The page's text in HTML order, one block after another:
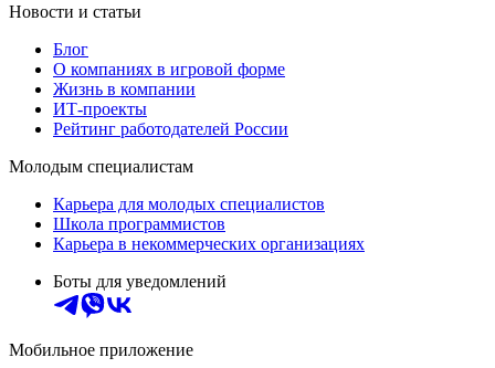
Новости и статьи
Блог
О компаниях в игровой форме
Жизнь в компании
ИТ-проекты
Рейтинг работодателей России
Молодым специалистам
Карьера для молодых специалистов
Школа программистов
Карьера в некоммерческих организациях
Боты для уведомлений
Мобильное приложение